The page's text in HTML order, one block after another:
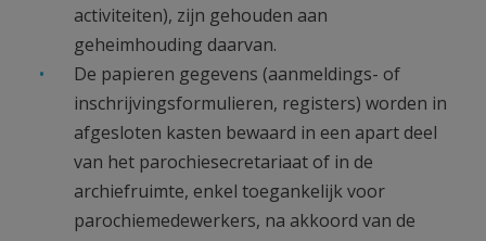
activiteiten), zijn gehouden aan
geheimhouding daarvan.
De papieren gegevens (aanmeldings- of
inschrijvingsformulieren, registers) worden in
afgesloten kasten bewaard in een apart deel
van het parochiesecretariaat of in de
archiefruimte, enkel toegankelijk voor
parochiemedewerkers, na akkoord van de